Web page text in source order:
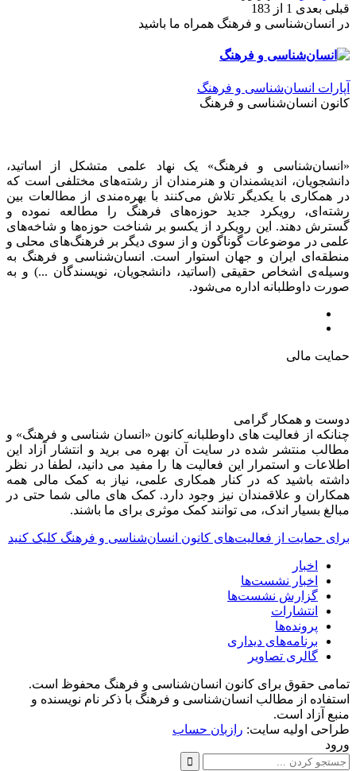
قبلی بعدی 1 از 183
در انسان‌شناسی و فرهنگ همراه ما باشید
آپارات انسان‌شناسی و فرهنگ
کانون انسان‌شناسی و فرهنگ
«انسان‌شناسی و فرهنگ» یک نهاد علمی متشکل از اساتید،
دانشجویان، اندیشمندان و هنرمندان از رشته‌های مختلفی است که
در همکاری با یکدیگر تلاش می‌کنند با بهره‌مندی از مطالعات بین
رشته‌ای، رویکرد جدید حوزه‌های فرهنگ را مطالعه نموده و
گسترش دهند. این رویکرد از یکسو بر شناخت حوزه‌ها و شاخه‌های
علمی در موضوعات گوناگون و از سوی دیگر بر فرهنگ‌های محلی و
منطقه‌ای ایران و جهان استوار است. انسان‌شناسی و فرهنگ به
وسیله‌ی اشخاص حقیقی (اساتید، دانشجویان، نویسندگان ...) و به
صورت داوطلبانه اداره می‌شود.
حمایت مالی
دوست و همکار گرامی
چنانکه از فعالیت های داوطلبانه کانون «انسان شناسی و فرهنگ» و
مطالب منتشر شده در سایت آن بهره می برید و انتشار آزاد این
اطلاعات و استمرار این فعالیت ها را مفید می دانید، لطفا در نظر
داشته باشید که در کنار همکاری علمی، نیاز به کمک مالی همه
همکاران و علاقمندان نیز وجود دارد. کمک های مالی شما حتی در
مبالغ بسیار اندک، می توانند کمک موثری برای ما باشند.
برای حمایت از فعالیت‌های کانون انسان‌شناسی و فرهنگ کلیک کنید
اخبار
اخبار نشست‌ها
گزارش نشست‌ها
انتشارات
پرونده‌ها
برنامه‌های دیداری
گالری تصاویر
تمامی حقوق برای کانون انسان‌شناسی و فرهنگ محفوظ است.
استفاده از مطالب انسان‌شناسی و فرهنگ با ذکر نام نویسنده و
منبع آزاد است.
طراحی اولیه سایت: رازبان حساب
ورود